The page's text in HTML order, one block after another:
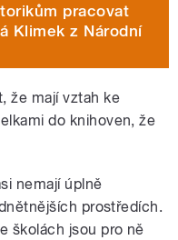
pracovat
Klimek z Národní
že mají vztah ke
do knihoven, že
nemají úplně
prostředích.
školách jsou pro ně